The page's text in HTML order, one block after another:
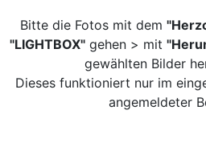
Bitte die Fotos mit dem
"LIGHTBOX" gehen > mit
gewählten Bilder
Dieses funktioniert nur im
angemeldeter